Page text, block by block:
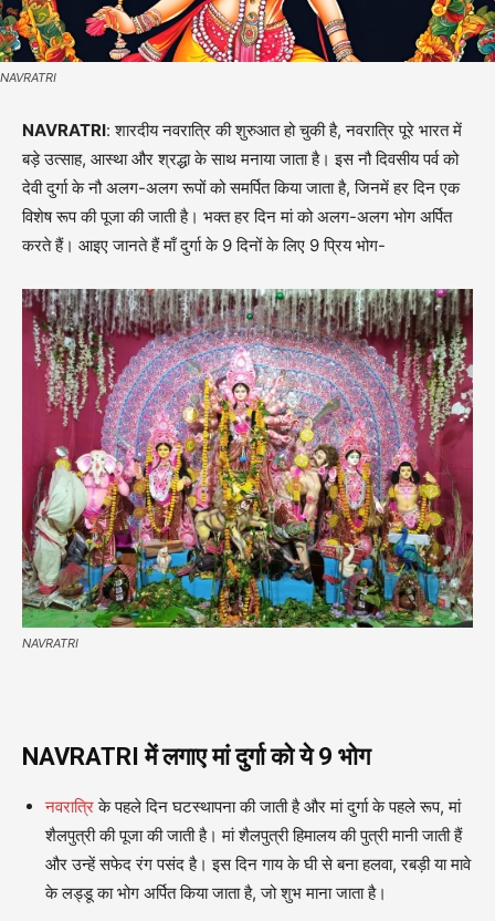
NAVRATRI
NAVRATRI: शारदीय नवरात्रि की शुरुआत हो चुकी है, नवरात्रि पूरे भारत में
बड़े उत्साह, आस्था और श्रद्धा के साथ मनाया जाता है। इस नौ दिवसीय पर्व को
देवी दुर्गा के नौ अलग-अलग रूपों को समर्पित किया जाता है, जिनमें हर दिन एक
विशेष रूप की पूजा की जाती है। भक्त हर दिन मां को अलग-अलग भोग अर्पित
करते हैं। आइए जानते हैं माँ दुर्गा के 9 दिनों के लिए 9 प्रिय भोग-
NAVRATRI
NAVRATRI में लगाए मां दुर्गा को ये 9 भोग
नवरात्रिके पहले दिन घटस्थापना की जाती है और मां दुर्गा के पहले रूप, मां
शैलपुत्री की पूजा की जाती है। मां शैलपुत्री हिमालय की पुत्री मानी जाती हैं
और उन्हें सफेद रंग पसंद है। इस दिन गाय के घी से बना हलवा, रबड़ी या मावे
के लड्डू का भोग अर्पित किया जाता है, जो शुभ माना जाता है।